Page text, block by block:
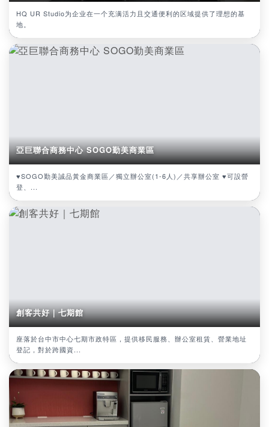
HQ UR Studio为企业在一个充满活力且交通便利的区域提供了理想的基
地。
亞巨聯合商務中心 SOGO勤美商業區
♥SOGO勤美誠品黃金商業區／獨立辦公室(1-6人)／共享辦公室 ♥可設營
登、...
創客共好｜七期館
座落於台中市中心七期市政特區，提供移民服務、辦公室租賃、營業地址
登記，對於跨國資...